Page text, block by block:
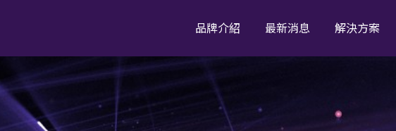
品牌介紹 最新消息 解決方案
資產管理 產業應用